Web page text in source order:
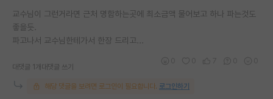
이벤트
반도체 아카데미
재팬라운지 🌸
교수님이 그런거라면 근처 명함하는곳에 최소금액 물어보고 하나 파는것도
좋을듯.
파고나서 교수님한테가서 한장 드리고...
대댓글 1개 대댓글 쓰기
해당 댓글을 보려면 로그인이 필요합니다. 로그인하기